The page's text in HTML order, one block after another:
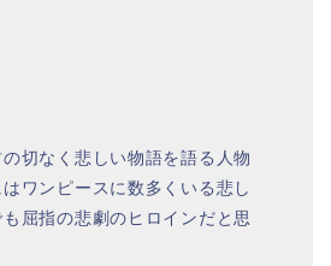
切なく悲しい物語を語る人物
ワンピースに数多くいる悲し
屈指の悲劇のヒロインだと思